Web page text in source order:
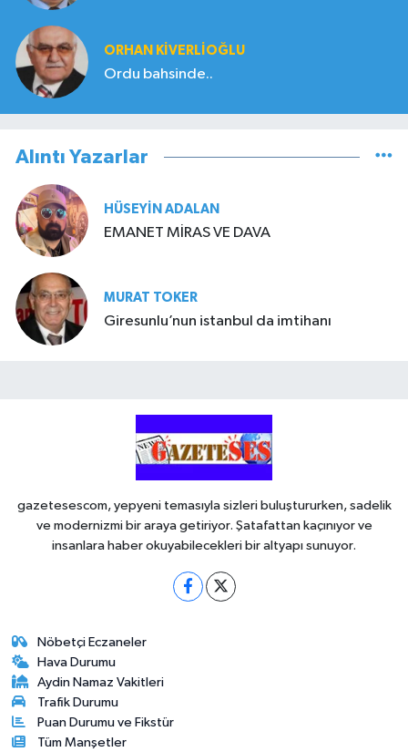
ORHAN KIVERLIOĞLU
Ordu bahsinde..
Alıntı Yazarlar
HÜSEYIN ADALAN
EMANET MİRAS VE DAVA
MURAT TOKER
Giresunlu’nun istanbul da imtihanı
gazetesescom, yepyeni temasıyla sizleri buluştururken, sadelik
ve modernizmi bir araya getiriyor. Şatafattan kaçınıyor ve
insanlara haber okuyabilecekleri bir altyapı sunuyor.
Nöbetçi Eczaneler
Hava Durumu
Aydin Namaz Vakitleri
Trafik Durumu
Puan Durumu ve Fikstür
Tüm Manşetler